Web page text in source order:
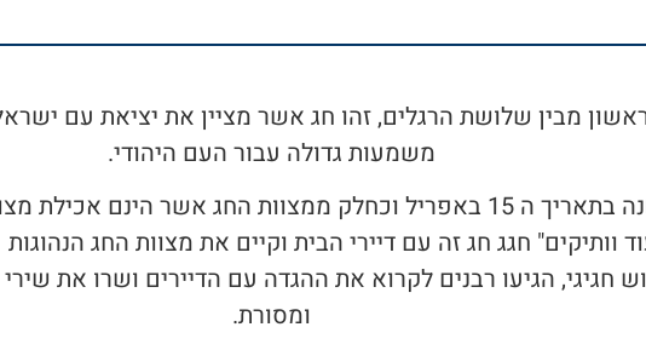
מבין שלושת הרגלים, זהו חג אשר מציין את יציאת עם
משמעות גדולה עבור העם היהודי.
ערב החג התקיים השנה בתאריך ה 15 באפריל וכחלק ממצוות החג אשר
וותיקים" חגג חג זה עם דיירי הבית וקיים את מצוות החג
חגיגי, הגיעו רבנים לקרוא את ההגדה עם הדיירים ושרו את
ומסורת.